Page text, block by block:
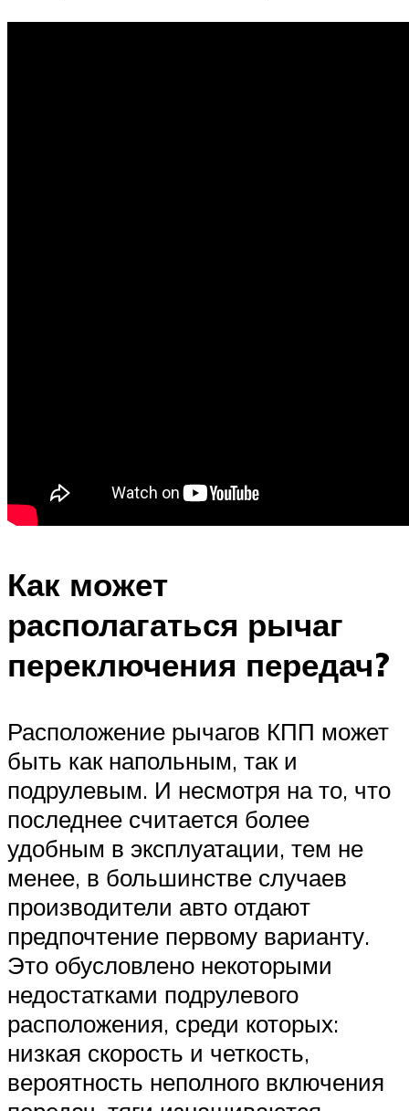
Как может
располагаться рычаг
переключения передач?
Расположение рычагов КПП может
быть как напольным, так и
подрулевым. И несмотря на то, что
последнее считается более
удобным в эксплуатации, тем не
менее, в большинстве случаев
производители авто отдают
предпочтение первому варианту.
Это обусловлено некоторыми
недостатками подрулевого
расположения, среди которых:
низкая скорость и четкость,
вероятность неполного включения